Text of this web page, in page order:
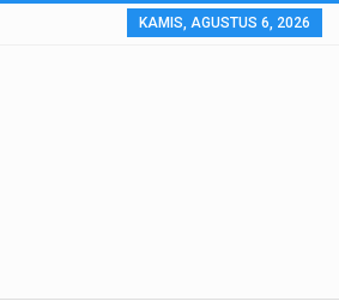
KAMIS, AGUSTUS 6, 2026